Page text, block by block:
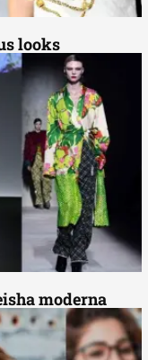
looks
moderna